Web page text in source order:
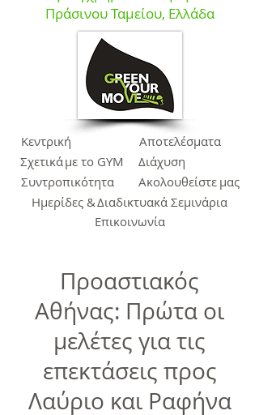
Προαστιακός
Αθήνας: Πρώτα οι
μελέτες για τις
επεκτάσεις προς
Λαύριο και Ραφήνα
Πράσινου Ταμείου, Ελλάδα
Κεντρική
Σχετικά
Συντροπικότητα
Ημερίδες &
Διάχυση
Αποτελέσματα
Ακολουθείστε μας
Επικοινωνία
με το GYM
Διαδικτυακά Σεμινάρια